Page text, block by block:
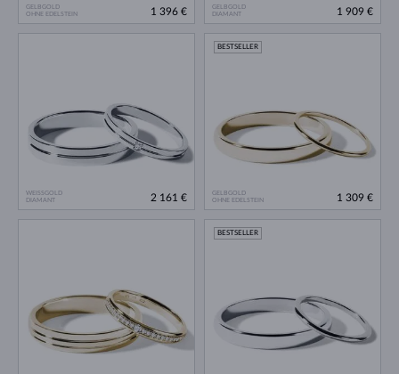
GELBGOLD
OHNE EDELSTEIN
1 396 €
GELBGOLD
DIAMANT
1 909 €
WEISSGOLD
DIAMANT
2 161 €
GELBGOLD
OHNE EDELSTEIN
BESTSELLER
1 309 €
BESTSELLER